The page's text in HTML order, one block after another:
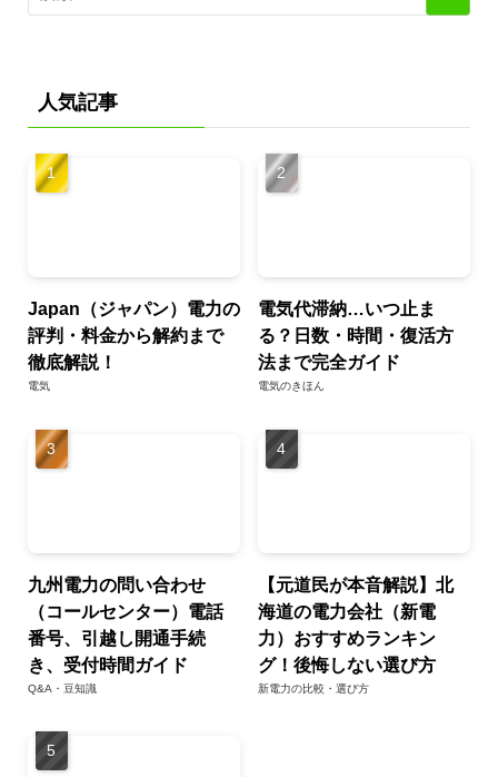
人気記事
Japan（ジャパン）電力の
評判・料金から解約まで
徹底解説！
電気
電気代滞納…いつ止ま
る？日数・時間・復活方
法まで完全ガイド
電気のきほん
九州電力の問い合わせ
（コールセンター）電話
番号、引越し開通手続
き、受付時間ガイド
Q&A・豆知識
【元道民が本音解説】北
海道の電力会社（新電
力）おすすめランキン
グ！後悔しない選び方
新電力の比較・選び方